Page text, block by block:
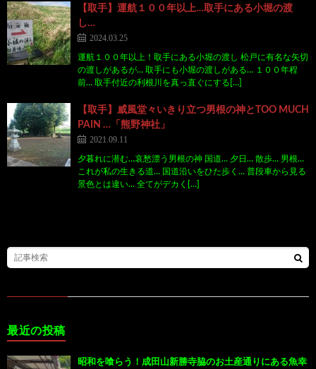
【取手】運航１００年以上…取手にある小堀の渡
し…
2024.03.25
運航１００年以上！取手にある小堀の渡し 松戸に有名な矢切
の渡しがあるが… 取手にも小堀の渡しがある… １００年程
前… 取手付近の利根川を真っ直ぐにする[…]
【取手】威風堂々いきり立つ男根の神とTOO MUCH
PAIN …「熊野神社」
2021.09.11
夕暮れに潜む…哀愁漂う男根の神 国道… 夕日… 散歩… 男根…
これが私の生きる道… 国道沿いをひた歩く… 普段車から見る
景色とは違い… 全てがデカく[…]
最近の投稿
昭和を喰らう！成田山新勝寺脇のお土産通りにある魚幸